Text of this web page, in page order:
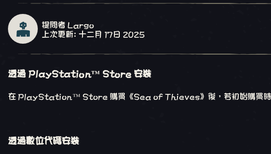
提問者 Largo
上次更新: 十二月 17日 2025
透過 PlayStation™ Store 安裝
在 PlayStation™ Store 購買《Sea of Thieves》後，若初始購買時未
透過數位代碼安裝